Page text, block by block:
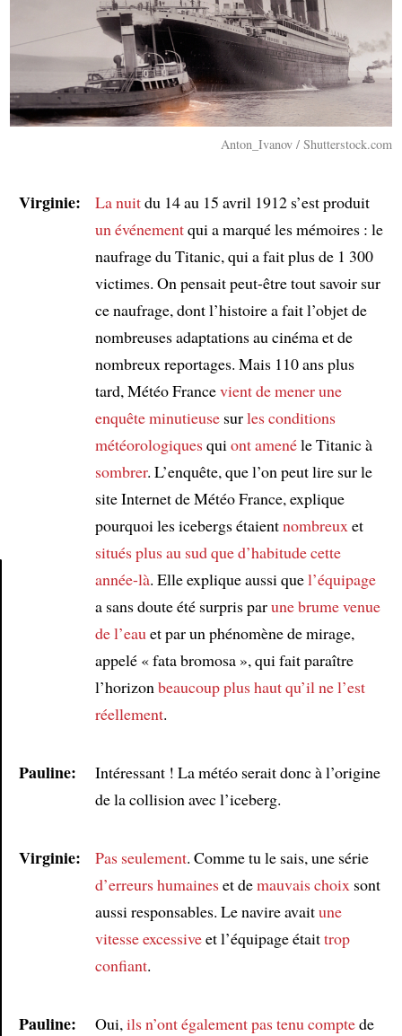
Anton_Ivanov / Shutterstock.com
Virginie: La nuitdu 14 au 15 avril 1912 s’est produit
un événementqui a marqué les mémoires : le
naufrage du Titanic, qui a fait plus de 1 300
victimes. On pensait peut-être tout savoir sur
ce naufrage, dont l’histoire a fait l’objet de
nombreuses adaptations au cinéma et de
nombreux reportages. Mais 110 ans plus
tard, Météo Francevient de mener une
enquête minutieusesurles conditions
météorologiquesqui ont amenéle Titanic à
sombrer. L’enquête, que l’on peut lire sur le
site Internet de Météo France, explique
pourquoi les icebergs étaientnombreux et
situésplus au sud que d’habitude cette
année-là. Elle explique aussi quel’équipage
a sans doute été surpris parune brumevenue
de l’eau et par un phénomène de mirage,
appelé « fata bromosa », qui fait paraître
l’horizon beaucoup plus haut qu’il ne l’est
réellement.
Pauline:
Intéressant ! La météo serait donc à l’origine
de la collision avec l’iceberg.
Virginie: Pas seulement. Comme tu le sais, une série
d’erreurs humaineset demauvais choix sont
aussi responsables. Le navire avaitune
vitesse excessiveet l’équipage étaittrop
confiant.
Pauline: Oui, ils n’ont également pas tenu comptede